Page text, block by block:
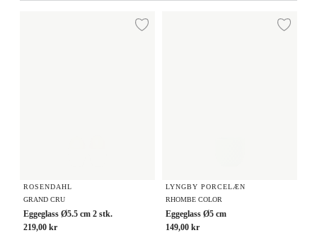
Legg til ønskeliste
ROSENDAHL
GRAND CRU
Eggeglass Ø5.5 cm 2 stk.
219,00 kr
LYNGBY PORCELÆN
RHOMBE COLOR
Eggeglass Ø5 cm
149,00 kr